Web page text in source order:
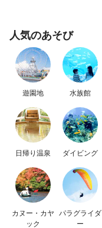
人気のあそび
遊園地 水族館
日帰り温泉 ダイビング
カヌー・カヤ
ック
パラグライダ
ー